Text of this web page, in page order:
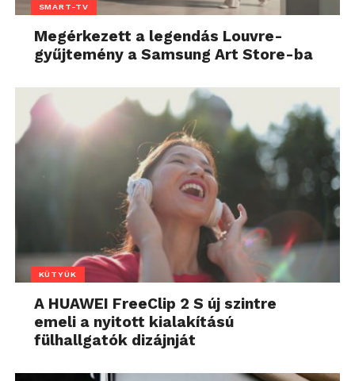
SMART-TV
Megérkezett a legendás Louvre-
gyűjtemény a Samsung Art Store-ba
KÜTYÜK
A HUAWEI FreeClip 2 S új szintre
emeli a nyitott kialakítású
fülhallgatók dizájnját